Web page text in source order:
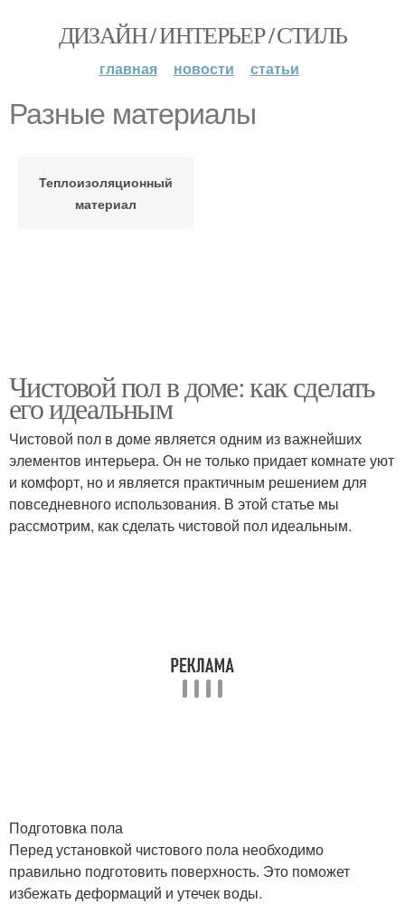
ДИЗАЙН / ИНТЕРЬЕР / СТИЛЬ
главная новости статьи
Разные материалы
Теплоизоляционный
материал
Чистовой пол в доме: как сделать
его идеальным
Чистовой пол в доме является одним из важнейших
элементов интерьера. Он не только придает комнате уют
и комфорт, но и является практичным решением для
повседневного использования. В этой статье мы
рассмотрим, как сделать чистовой пол идеальным.
Подготовка пола
Перед установкой чистового пола необходимо
правильно подготовить поверхность. Это поможет
избежать деформаций и утечек воды.